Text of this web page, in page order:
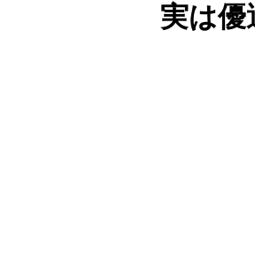
実は優